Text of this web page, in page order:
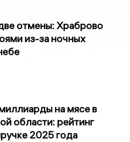
отмены: Храброво
из-за ночных
на мясе в
области: рейтинг
2025 года